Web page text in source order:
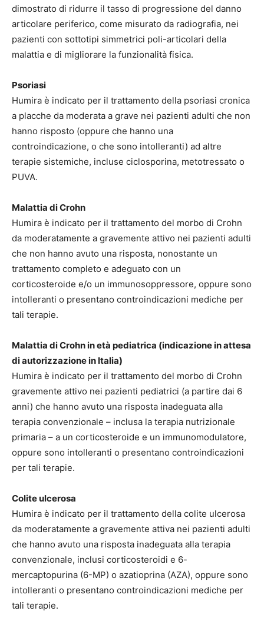
dimostrato di ridurre il tasso di progressione del danno
articolare periferico, come misurato da radiografia, nei
pazienti con sottotipi simmetrici poli-articolari della
malattia e di migliorare la funzionalità fisica.
Psoriasi
Humira è indicato per il trattamento della psoriasi cronica
a placche da moderata a grave nei pazienti adulti che non
hanno risposto (oppure che hanno una
controindicazione, o che sono intolleranti) ad altre
terapie sistemiche, incluse ciclosporina, metotressato o
PUVA.
Malattia di Crohn
Humira è indicato per il trattamento del morbo di Crohn
da moderatamente a gravemente attivo nei pazienti adulti
che non hanno avuto una risposta, nonostante un
trattamento completo e adeguato con un
corticosteroide e/o un immunosoppressore, oppure sono
intolleranti o presentano controindicazioni mediche per
tali terapie.
Malattia di Crohn in età pediatrica (indicazione in attesa
di autorizzazione in Italia)
Humira è indicato per il trattamento del morbo di Crohn
gravemente attivo nei pazienti pediatrici (a partire dai 6
anni) che hanno avuto una risposta inadeguata alla
terapia convenzionale – inclusa la terapia nutrizionale
primaria – a un corticosteroide e un immunomodulatore,
oppure sono intolleranti o presentano controindicazioni
per tali terapie.
Colite ulcerosa
Humira è indicato per il trattamento della colite ulcerosa
da moderatamente a gravemente attiva nei pazienti adulti
che hanno avuto una risposta inadeguata alla terapia
convenzionale, inclusi corticosteroidi e 6-
mercaptopurina (6-MP) o azatioprina (AZA), oppure sono
intolleranti o presentano controindicazioni mediche per
tali terapie.